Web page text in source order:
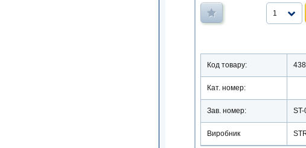
1
Код товару:
Кат. номер:
Зав. номер:
Виробник